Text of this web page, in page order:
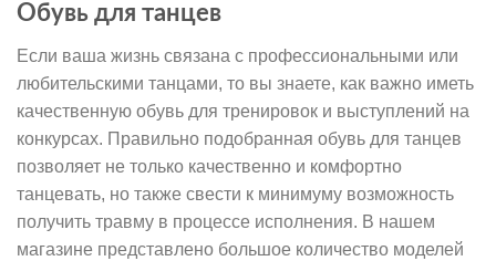
Обувь для танцев
Если ваша жизнь связана с профессиональными или
любительскими танцами, то вы знаете, как важно иметь
качественную обувь для тренировок и выступлений на
конкурсах. Правильно подобранная обувь для танцев
позволяет не только качественно и комфортно
танцевать, но также свести к минимуму возможность
получить травму в процессе исполнения. В нашем
магазине представлено большое количество моделей